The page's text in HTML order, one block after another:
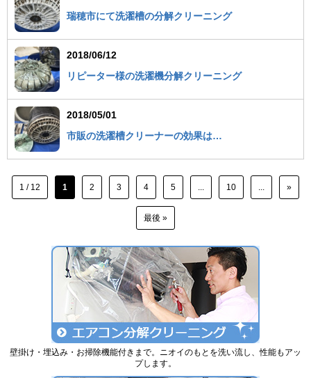
瑞穂市にて洗濯槽の分解クリーニング
2018/06/12
リピーター様の洗濯機分解クリーニング
2018/05/01
市販の洗濯槽クリーナーの効果は…
1 / 12 1 2 3 4 5 10 »
最後 »
壁掛け・埋込み・お掃除機能付きまで。ニオイのもとを洗い流し、性能もアッ
プします。